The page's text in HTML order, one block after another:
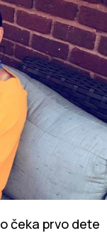
čeka prvo dete